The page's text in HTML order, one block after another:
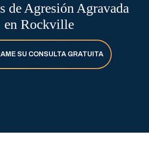
de Agresión Agravada
en Rockville
SU CONSULTA GRATUITA